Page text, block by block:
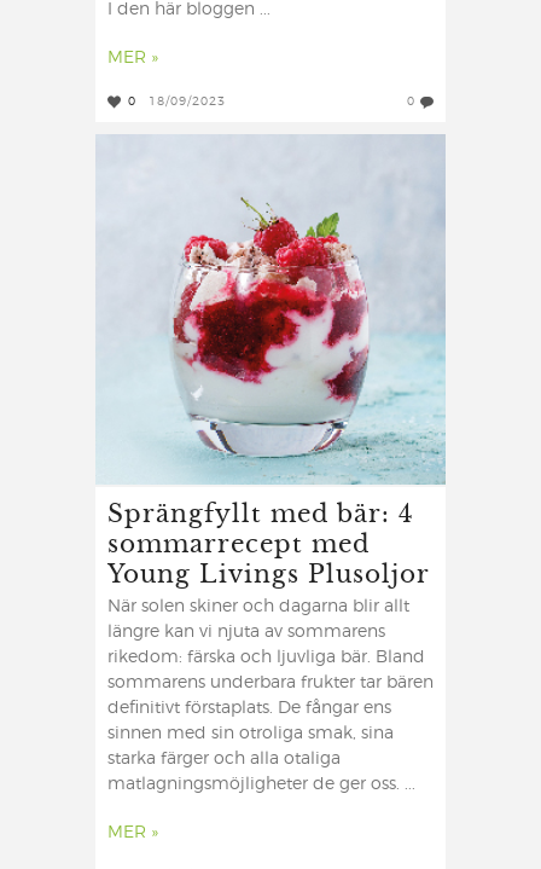
I den här bloggen ...
MER »
0 18/09/2023 0
Sprängfyllt med bär: 4
sommarrecept med
Young Livings Plusoljor
När solen skiner och dagarna blir allt
längre kan vi njuta av sommarens
rikedom: färska och ljuvliga bär. Bland
sommarens underbara frukter tar bären
definitivt förstaplats. De fångar ens
sinnen med sin otroliga smak, sina
starka färger och alla otaliga
matlagningsmöjligheter de ger oss. ...
MER »